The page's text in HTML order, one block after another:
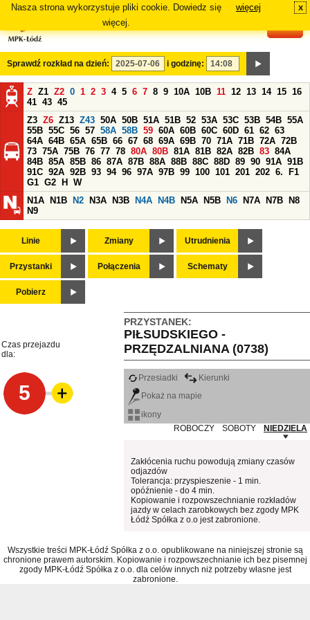
Nasza strona wykorzystuje pliki cookie. Dowiedz się
więcej.
więcej x
Sprawdź rozkład na dzień: i godzinę:
Z Z1 Z2 0 1 2 3 4 5 6 7 8 9 10A 10B 11 12 13 14 15 16
41 43 45
Z3 Z6 Z13 Z43 50A 50B 51A 51B 52 53A 53C 53B 54B 55A
55B 55C 56 57 58A 58B 59 60A 60B 60C 60D 61 62 63
64A 64B 65A 65B 66 67 68 69A 69B 70 71A 71B 72A 72B
73 75A 75B 76 77 78 80A 80B 81A 81B 82A 82B 83 84A
84B 85A 85B 86 87A 87B 88A 88B 88C 88D 89 90 91A 91B
91C 92A 92B 93 94 96 97A 97B 99 100 101 201 202 6.
F1
G1 G2 H
W
N1A
N1B N2 N3A N3B N4A N4B N5A N5B N6 N7A N7B
N8
N9
Linie Zmiany Utrudnienia
Przystanki Połączenia Schematy
Pobierz
PRZYSTANEK:
PIŁSUDSKIEGO -
PRZĘDZALNIANA (0738)
Czas przejazdu
dla:
5
Przesiadki
Kierunki
Pokaż na mapie
ikony
ROBOCZY
SOBOTY NIEDZIELA
Zakłócenia ruchu powodują zmiany czasów
odjazdów
Tolerancja: przyspieszenie - 1 min.
opóźnienie - do 4 min.
Kopiowanie i rozpowszechnianie rozkładów
jazdy w celach zarobkowych bez zgody MPK
Łódź Spółka z o.o jest zabronione.
Wszystkie treści MPK-Łódź Spółka z o.o. opublikowane na niniejszej stronie są
chronione prawem autorskim. Kopiowanie i rozpowszechnianie ich bez pisemnej
zgody MPK-Łódź Spółka z o.o. dla celów innych niż potrzeby własne jest
zabronione.